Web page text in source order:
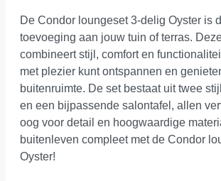
De Condor loungeset 3-delig Oyster is
toevoeging aan jouw tuin of terras.
combineert stijl, comfort en
met plezier kunt ontspannen en
buitenruimte. De set bestaat uit twee
en een bijpassende salontafel, allen
oog voor detail en hoogwaardige
buitenleven compleet met de Condor
Oyster!